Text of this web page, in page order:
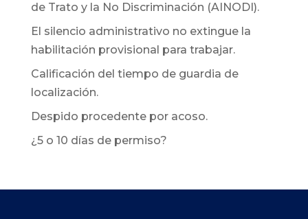
de Trato y la No Discriminación (AINODI).
El silencio administrativo no extingue la
habilitación provisional para trabajar.
Calificación del tiempo de guardia de
localización.
Despido procedente por acoso.
¿5 o 10 días de permiso?